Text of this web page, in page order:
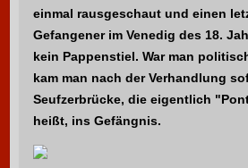
einmal rausgeschaut und einen
Gefangener im Venedig des 18.
kein Pappenstiel. War man
kam man nach der Verhandlung
Seufzerbrücke, die eigentlich
heißt, ins Gefängnis.